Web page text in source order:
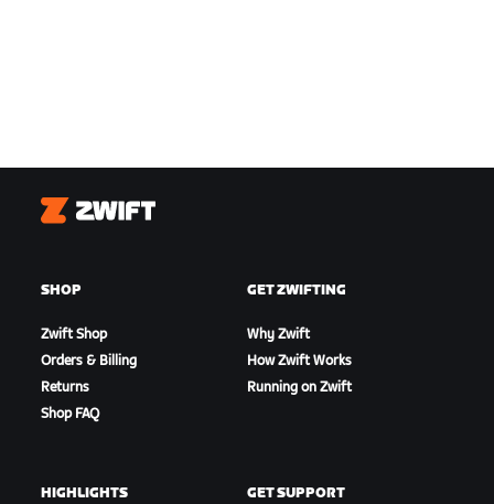
Zwift
SHOP
Zwift Shop
Orders & Billing
Returns
Shop FAQ
GET ZWIFTING
Why Zwift
How Zwift Works
Running on Zwift
HIGHLIGHTS GET SUPPORT